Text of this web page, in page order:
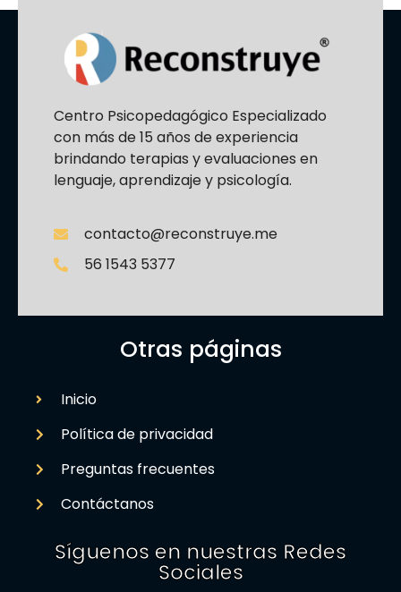
Centro Psicopedagógico Especializado
con más de 15 años de experiencia
brindando terapias y evaluaciones en
lenguaje, aprendizaje y psicología.
contacto@reconstruye.me
56 1543 5377
Otras páginas
Inicio
Política de privacidad
Preguntas frecuentes
Contáctanos
Síguenos en nuestras Redes
Sociales